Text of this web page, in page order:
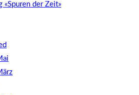
«Spuren der Zeit»